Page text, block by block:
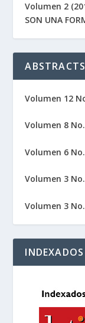
Volumen 2
SON UNA
Volumen 12
Volumen 8
Volumen 6
Volumen 3
Volumen 3